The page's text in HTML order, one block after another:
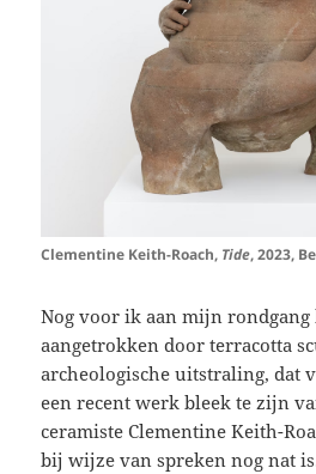
Clementine Keith-Roach, Tide, 2023,
Nog voor ik aan mijn
aangetrokken door terracotta
archeologische uitstraling, dat
een recent werk bleek te zijn
ceramiste Clementine Keith-
bij wijze van spreken nog nat